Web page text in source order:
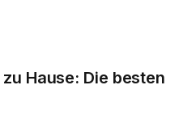
Hause: Die besten